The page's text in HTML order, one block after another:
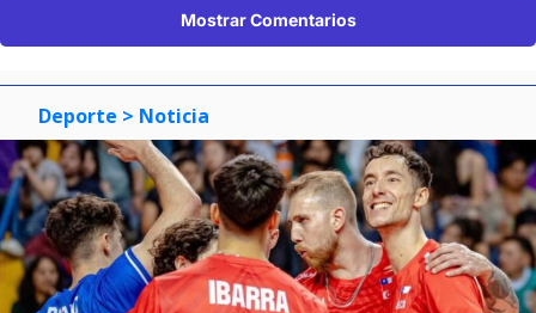
Mostrar Comentarios
Deporte > Noticia